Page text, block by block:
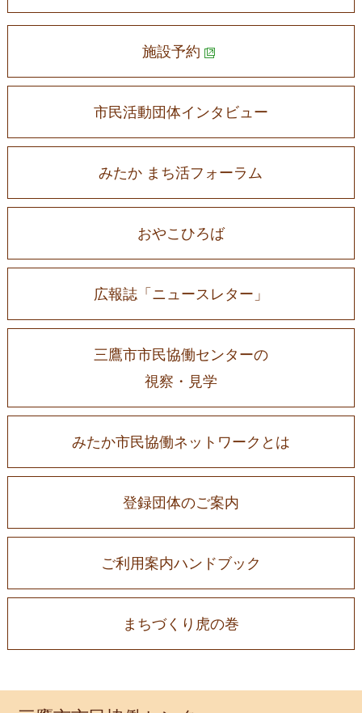
施設予約
市民活動団体インタビュー
みたか まち活フォーラム
おやこひろば
広報誌「ニュースレター」
三鷹市市民協働センターの
視察・見学
みたか市民協働ネットワークとは
登録団体のご案内
ご利用案内ハンドブック
まちづくり虎の巻